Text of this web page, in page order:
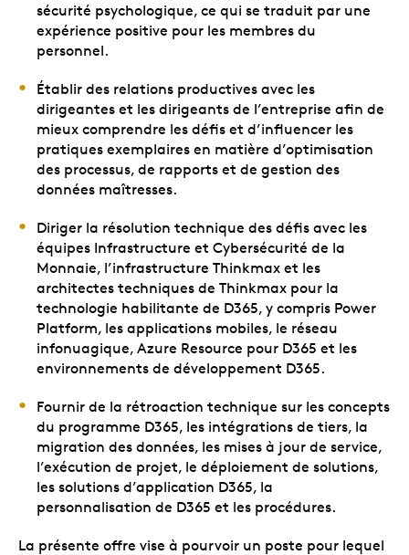
sécurité psychologique, ce qui se traduit par une
expérience positive pour les membres du
personnel.
Établir des relations productives avec les
dirigeantes et les dirigeants de l’entreprise afin de
mieux comprendre les défis et d’influencer les
pratiques exemplaires en matière d’optimisation
des processus, de rapports et de gestion des
données maîtresses.
Diriger la résolution technique des défis avec les
équipes Infrastructure et Cybersécurité de la
Monnaie, l’infrastructure Thinkmax et les
architectes techniques de Thinkmax pour la
technologie habilitante de D365, y compris Power
Platform, les applications mobiles, le réseau
infonuagique, Azure Resource pour D365 et les
environnements de développement D365.
Fournir de la rétroaction technique sur les concepts
du programme D365, les intégrations de tiers, la
migration des données, les mises à jour de service,
l’exécution de projet, le déploiement de solutions,
les solutions d’application D365, la
personnalisation de D365 et les procédures.
La présente offre vise à pourvoir un poste pour lequel